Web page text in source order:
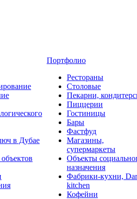
в Дубае
Портфолио
Рестораны
Столовые
Пекарни,
Пиццерии
Гостиницы
Бары
Фастфуд
Магазины,
супермаркеты
Объекты
назначения
Фабрики-кухни,
kitchen
Кофейни